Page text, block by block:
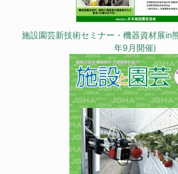
施設園芸新技術セミナー・機器資材展in
年9月開催)